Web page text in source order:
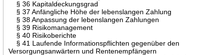
§ 36 Kapitaldeckungsgrad
§ 37 Anfängliche Höhe der lebenslangen Zahlung
§ 38 Anpassung der lebenslangen Zahlungen
§ 39 Risikomanagement
§ 40 Risikoberichte
§ 41 Laufende Informationspflichten gegenüber den
Versorgungsanwärtern und Rentenempfängern